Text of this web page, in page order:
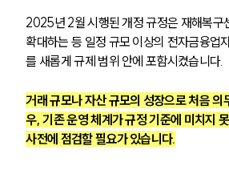
2025년 2월 시행된 개정 규정은 재해복구
확대하는 등 일정 규모 이상의 전자금융업
를 새롭게 규제 범위 안에 포함시켰습니다.
거래 규모나 자산 규모의 성장으로 처음 의
우, 기존 운영 체계가 규정 기준에 미치지
사전에 점검할 필요가 있습니다.